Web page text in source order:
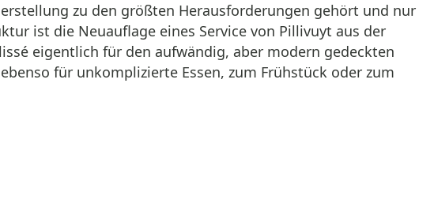
zu den größten Herausforderungen gehört und nur
ist die Neuauflage eines Service von Pillivuyt aus der
eigentlich für den aufwändig, aber modern gedeckten
für unkomplizierte Essen, zum Frühstück oder zum